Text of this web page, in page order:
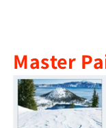
Master